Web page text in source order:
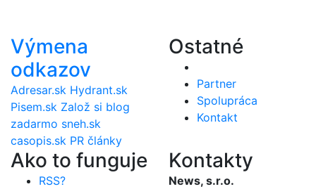
Výmena
odkazov
Adresar.sk Hydrant.sk
Pisem.sk Založ si blog
zadarmo sneh.sk
casopis.sk PR články
Ostatné
Partner
Spolupráca
Kontakt
Ako to funguje
RSS?
Kontakty
News, s.r.o.